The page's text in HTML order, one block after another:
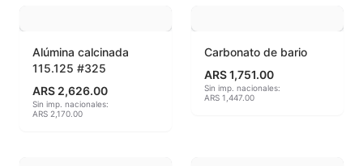
MAYCO CLASSIC CRACKLES
Alúmina calcinada
115.125 #325
ARS 2,626.00
Sin imp. nacionales:
ARS 2,170.00
Carbonato de bario
ARS 1,751.00
Sin imp. nacionales:
ARS 1,447.00